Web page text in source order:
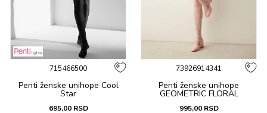
715466500
Penti ženske unihope Cool
Star
695,00 RSD
73926914341
Penti ženske unihope
GEOMETRIC FLORAL
995,00 RSD